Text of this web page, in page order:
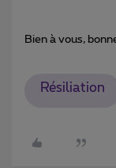
Bien à vous,
Résiliation